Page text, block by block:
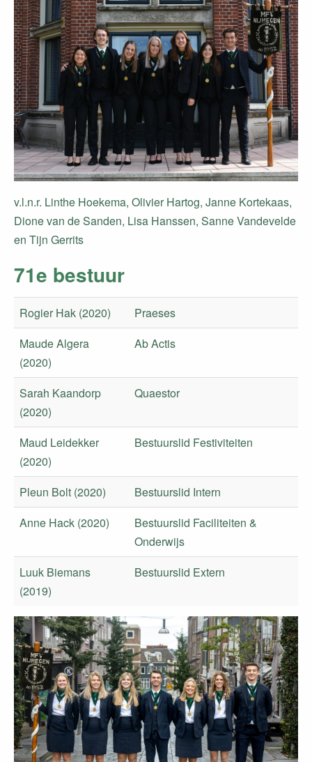
v.l.n.r. Linthe Hoekema, Olivier Hartog, Janne Kortekaas,
Dione van de Sanden, Lisa Hanssen, Sanne Vandevelde
en Tijn Gerrits
71e bestuur
Rogier Hak (2020)
Praeses
Maude Algera
(2020)
Ab Actis
Sarah Kaandorp
(2020)
Quaestor
Maud Leidekker
(2020)
Bestuurslid Festiviteiten
Pleun Bolt (2020)
Bestuurslid Intern
Anne Hack (2020)
Bestuurslid Faciliteiten &
Onderwijs
Luuk Biemans
(2019)
Bestuurslid Extern